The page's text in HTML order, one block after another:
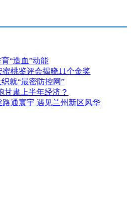
“造血”动能
蜜桃鉴评会揭晓11个金奖
就“最密防控网”
甘肃上半年经济？
路通寰宇 遇见兰州新区风华